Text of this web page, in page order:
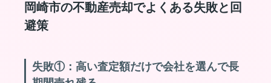
岡崎市の不動産売却でよくある失敗と回
避策
失敗①：高い査定額だけで会社を選んで長